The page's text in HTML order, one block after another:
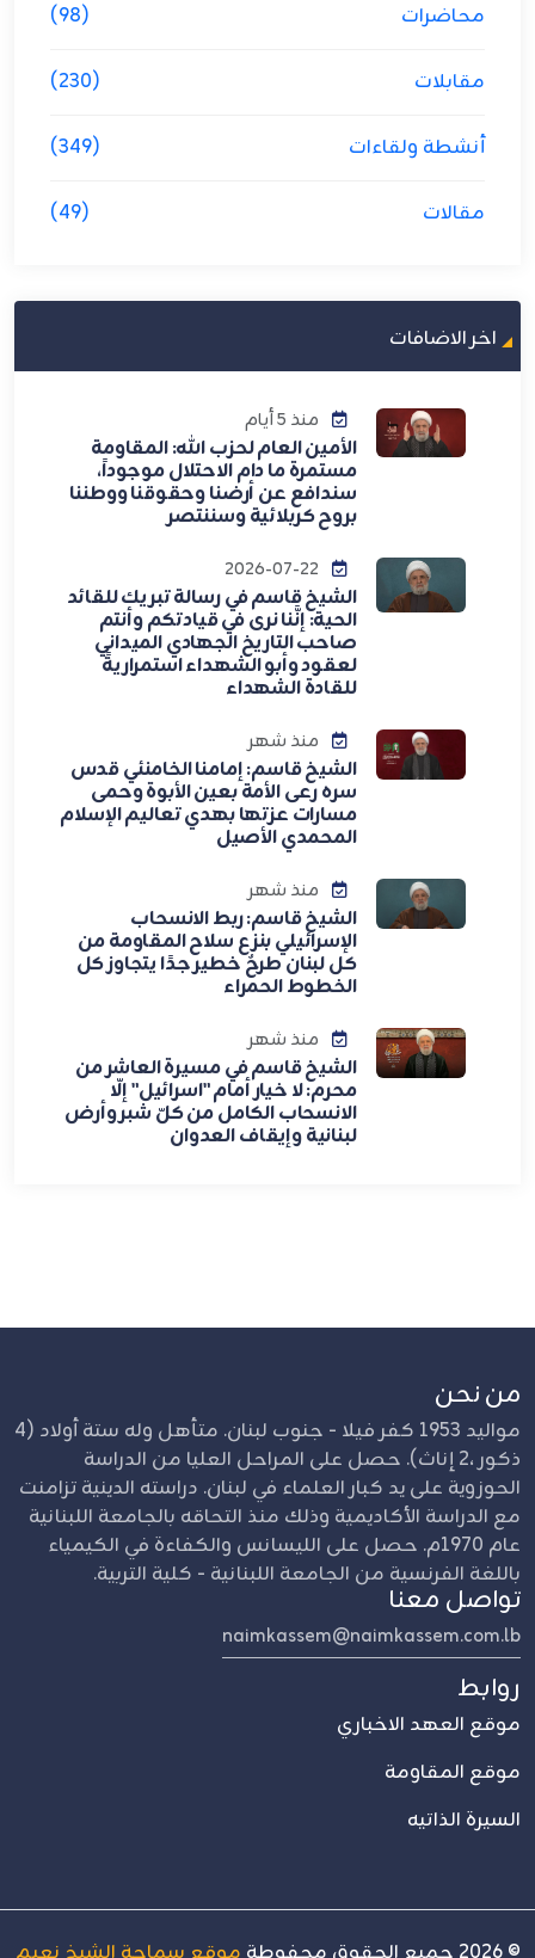
محاضرات (98)
مقابلات (230)
أنشطة ولقاءات (349)
مقالات (49)
اخر الاضافات
منذ 5 أيام
الأمين العام لحزب الله: المقاومة
مستمرة ما دام الاحتلال موجوداً،
سندافع عن أرضنا وحقوقنا ووطننا
بروح كربلائية وسننتصر
الشيخ قاسم في رسالة تبريك للقائد
الحية: إنَّنا نرى في قيادتكم وأنتم
صاحب التاريخ الجهادي الميداني
لعقود وأبو الشهداء استمراريةً
للقادة الشهداء
منذ شهر
الشيخ قاسم: إمامنا الخامنئي قدس
سره رعى الأمة بعين الأبوة وحمى
مسارات عزتها بهدي تعاليم الإسلام
المحمدي الأصيل
منذ شهر
الشيخ قاسم: ربط الانسحاب
الإسرائيلي بنزع سلاح المقاومة من
كل لبنان طرحٌ خطير جدًا يتجاوز كل
الخطوط الحمراء
منذ شهر
الشيخ قاسم في مسيرة العاشر من
محرم: لا خيار أمام "اسرائيل" إلّا
الانسحاب الكامل من كلّ شبر وأرض
لبنانية وإيقاف العدوان
من نحن
مواليد 1953 كفر فيلا - جنوب لبنان. متأهل وله ستة أولاد (4
ذكور ،2 إناث). حصل على المراحل العليا من الدراسة
الحوزوية على يد كبار العلماء في لبنان. دراسته الدينية تزامنت
مع الدراسة الأكاديمية وذلك منذ التحاقه بالجامعة اللبنانية
عام 1970م. حصل على الليسانس والكفاءة في الكيمياء
باللغة الفرنسية من الجامعة اللبنانية - كلية التربية.
تواصل معنا
naimkassem@naimkassem.com.lb
روابط
موقع العهد الاخباري
موقع المقاومة
السيرة الذاتيه